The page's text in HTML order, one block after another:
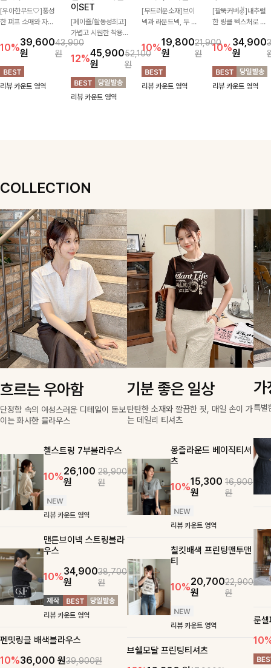
[우아한무드🤍]풍성
한 퍼프 소매와 자연
실루엣이 여성스러운
무드를 완성해주는 블
라우스 🤍 체형을 자
연스럽게 커버해주며
걸을 때마다 살랑이는
10%39,600
원
43,900
원
리뷰 카운트 영역
이SET
[페이즐/활동성최고]
가볍고 시원한 착용감
으로 여름 내내 부담
없이 즐기기 좋은 라
운드 니트 🤍 베이직
한 디자인으로 다양한
하의와 손쉽게 매치되
어 데일리하게 활용하
12%45,900
원
52,100
원
리뷰 카운트 영역
[부드러운소재]브이
넥과 라운드넥, 두 가
맞게 선택할 수 있는
활용도 높은 가디건
🤍 부드러운 착용감
과 베이직한 디자인으
로 단독은 물론 가볍
10%19,800
원
21,900
원
리뷰 카운트 영역
[팔뚝커버✌]내추럴
한 링클 텍스처로 분
블라우스🖤 브이넥
카라 디자인에 여유로
운 소매핏 더해져 여
리하면서도 시원한 무
드로 즐기기 좋아요-
10%34,900
원
리뷰 카운트 영역
COLLECTION
흐르는 우아함
단정함 속의 여성스러운 디테일이 돋보
이는 화사한 블라우스
첼스트링 7부블라우스
10%26,100
원
28,900
원
리뷰 카운트 영역
맨튼브이넥 스트링블라
우스
10%34,900
원
38,700
원
리뷰 카운트 영역
펜밋링클 배색블라우스
10%36,000 원39,900원
기분 좋은 일상
탄탄한 소재와 깔끔한 핏, 매일 손이 가
는 데일리 티셔츠
몽즐라운드 베이직티셔
츠
10%15,300
원
16,900
원
리뷰 카운트 영역
칠킷배색 프린팅맨투맨
티
10%20,700
원
22,900
원
리뷰 카운트 영역
브쉘모달 프린팅티셔츠
가
특별
룬